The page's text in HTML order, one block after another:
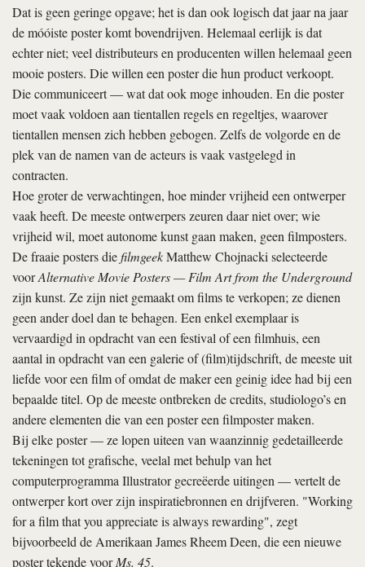
Dat is geen geringe opgave; het is dan ook logisch dat jaar na jaar
de móóiste poster komt bovendrijven. Helemaal eerlijk is dat
echter niet; veel distributeurs en producenten willen helemaal geen
mooie posters. Die willen een poster die hun product verkoopt.
Die communiceert — wat dat ook moge inhouden. En die poster
moet vaak voldoen aan tientallen regels en regeltjes, waarover
tientallen mensen zich hebben gebogen. Zelfs de volgorde en de
plek van de namen van de acteurs is vaak vastgelegd in
contracten.
Hoe groter de verwachtingen, hoe minder vrijheid een ontwerper
vaak heeft. De meeste ontwerpers zeuren daar niet over; wie
vrijheid wil, moet autonome kunst gaan maken, geen filmposters.
De fraaie posters diefilmgeekMatthew Chojnacki selecteerde
voorAlternative Movie Posters — Film Art from the Underground
zijn kunst. Ze zijn niet gemaakt om films te verkopen; ze dienen
geen ander doel dan te behagen. Een enkel exemplaar is
vervaardigd in opdracht van een festival of een filmhuis, een
aantal in opdracht van een galerie of (film)tijdschrift, de meeste uit
liefde voor een film of omdat de maker een geinig idee had bij een
bepaalde titel. Op de meeste ontbreken de credits, studiologo’s en
andere elementen die van een poster een filmposter maken.
Bij elke poster — ze lopen uiteen van waanzinnig gedetailleerde
tekeningen tot grafische, veelal met behulp van het
computerprogramma Illustrator gecreëerde uitingen — vertelt de
ontwerper kort over zijn inspiratiebronnen en drijfveren. "Working
for a film that you appreciate is always rewarding", zegt
bijvoorbeeld de Amerikaan James Rheem Deen, die een nieuwe
poster tekende voorMs. 45.